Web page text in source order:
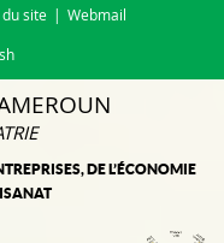
du site Webmail
DE L’ÉCONOMIE